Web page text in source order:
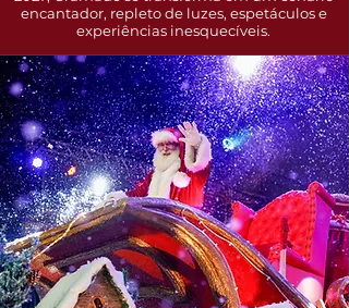
encantador, repleto de luzes, espetáculos e
experiências inesquecíveis.